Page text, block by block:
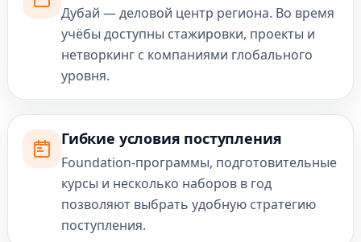
Дубай — деловой центр региона. Во время
учёбы доступны стажировки, проекты и
нетворкинг с компаниями глобального
уровня.
Гибкие условия поступления
Foundation-программы, подготовительные
курсы и несколько наборов в год
позволяют выбрать удобную стратегию
поступления.